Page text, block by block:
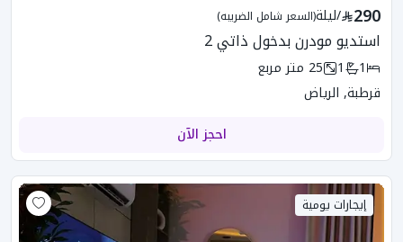
290
/ليلة(السعر شامل الضريبه)
استديو مودرن بدخول ذاتي 2
1
1
25 متر مربع
قرطبة, الرياض
احجز الآن
إيجارات يومية